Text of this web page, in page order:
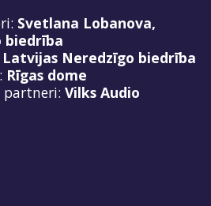
Svetlana Lobanova,
biedrība
Latvijas Neredzīgo biedrība
Rīgas dome
partneri: Vilks Audio